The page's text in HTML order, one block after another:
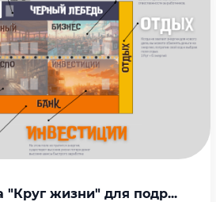
"Круг жизни" для подр...